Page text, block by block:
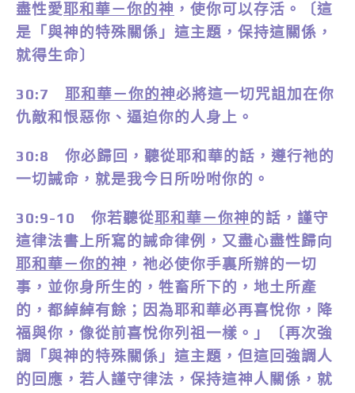
盡性愛耶和華－你的神 ，使你可以存活。
〔這
是「與神的特殊關係」這主題，保持這關係，
就得生命〕
30:7 耶和華－你的神必將這一切咒詛加在你
仇敵和恨惡你、逼迫你的人身上。
30:8 你必歸回，聽從耶和華的話，遵行祂的
一切誡命，就是我今日所吩咐你的。
30:9-10 你若聽從耶和華－你神的話，謹守
這律法書上所寫的誡命律例，又盡心盡性歸向
耶和華－你的神 ，祂必使你手裏所辦的一切
事，並你身所生的，牲畜所下的，地土所產
的，都綽綽有餘；因為耶和華必再喜悅你，降
福與你，像從前喜悅你列祖一樣。」
〔再次強
調「與神的特殊關係」這主題，但這回強調人
的回應，若人謹守律法，保持這神人關係，就